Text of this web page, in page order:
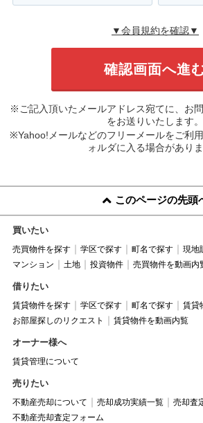
▼会員規約を確認▼
※ご記入頂いたメールアドレス宛てに、お
をお送りいたします。
※Yahoo!メールなどのフリーメールをご利
ォルダに入る場合がありま
このページの先頭
買いたい
売買物件を探す 学区で探す 町名で探す 現地
マンション
土地 投資物件 売買物件を動画内
借りたい
賃貸物件を探す 学区で探す 町名で探す
賃貸
お部屋探しのリクエスト
賃貸物件を動画内覧
オーナー様へ
賃貸管理について
売りたい
不動産売却について 売却成功実績一覧
売却査
不動産売却査定フォーム